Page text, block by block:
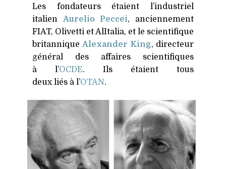
Les fondateurs étaient l’industriel
italien Aurelio Peccei, anciennement
FIAT, Olivetti et AlItalia, et le scientifique
britannique Alexander King, directeur
général des affaires scientifiques
à l’OCDE. Ils étaient tous
deux liés à l’OTAN.